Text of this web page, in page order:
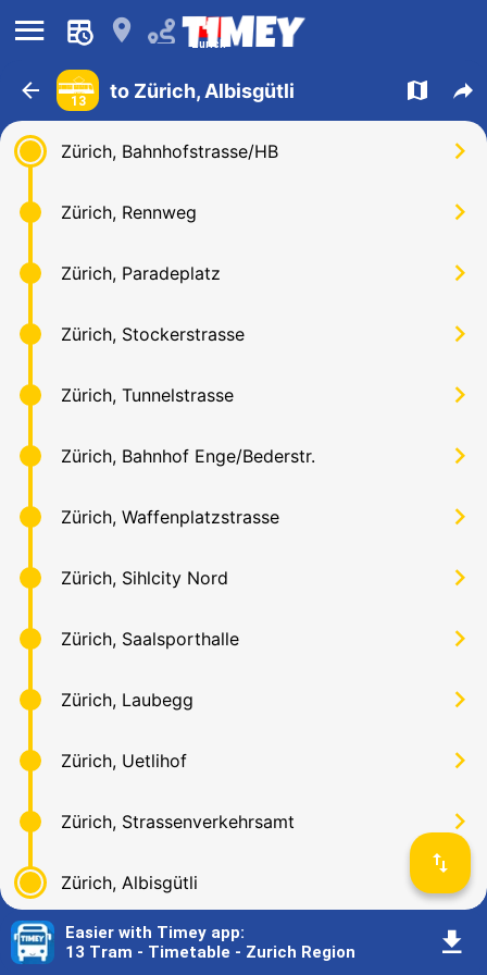
󰍜 󰍎 Zurich
󰁍 13 to Zürich, Albisgütli 󰍍 󰒖
Zürich, Bahnhofstrasse/HB 󰅂
Zürich, Rennweg 󰅂
Zürich, Paradeplatz 󰅂
Zürich, Stockerstrasse 󰅂
Zürich, Tunnelstrasse 󰅂
Zürich, Bahnhof Enge/Bederstr. 󰅂
Zürich, Waffenplatzstrasse 󰅂
Zürich, Sihlcity Nord 󰅂
Zürich, Saalsporthalle 󰅂
Zürich, Laubegg 󰅂
Zürich, Uetlihof 󰅂
Zürich, Strassenverkehrsamt 󰅂
Zürich, Albisgütli 󰅂
󰓢
Easier with Timey app:
13 Tram - Timetable - Zurich Region
󰇚